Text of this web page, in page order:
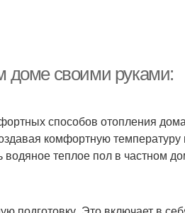
доме своими руками:
способов отопления
комфортную
водяное теплое пол в частном